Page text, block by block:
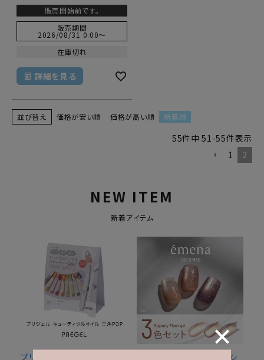
販売開始前です。
販売期間
2026/08/31 0:00〜
在庫切れ
詳細を見る
並び替え 価格が安い順 価格が高い順 新着順
55件中 51 -55件表示
1
2
NEW ITEM
新着アイテム
プリジェル キューティクル エメナ マグネティフラッシ